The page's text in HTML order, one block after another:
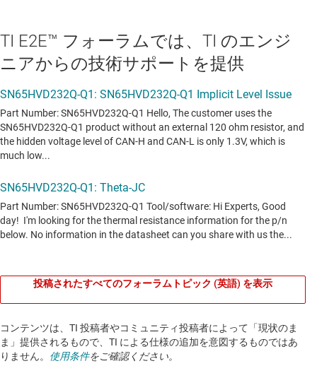
TI E2E™ フォーラムでは、TI のエンジ
ニアからの技術サポートを提供
投稿されたすべてのフォーラムトピック (英語) を表示
コンテンツは、TI 投稿者やコミュニティ投稿者によって「現状のま
ま」提供されるもので、TI による仕様の追加を意図するものではあ
りません。 使用条件をご確認ください。